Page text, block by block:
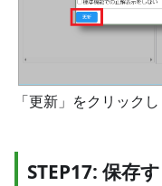
「更新」をクリックし
STEP17: 保存